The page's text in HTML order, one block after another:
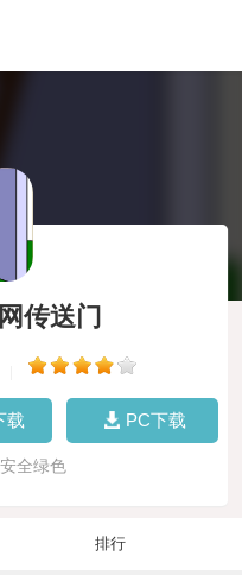
传送门
载 PC下载
全绿色
排行